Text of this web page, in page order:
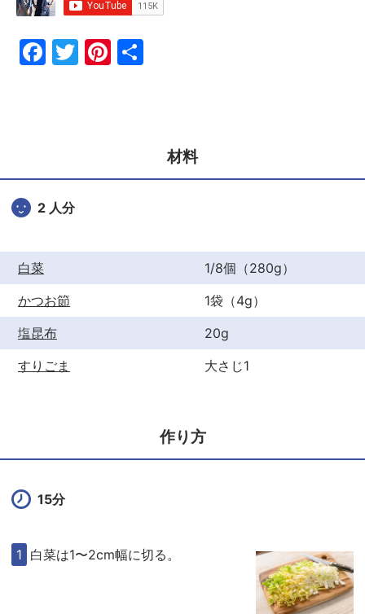
F
o
o
T
Pi
材料
2 人分
白菜
1/8個（280g）
かつお節
1袋（4g）
塩昆布
20g
すりごま
大さじ1
作り方
15分
白菜は1〜2cm幅に切る。